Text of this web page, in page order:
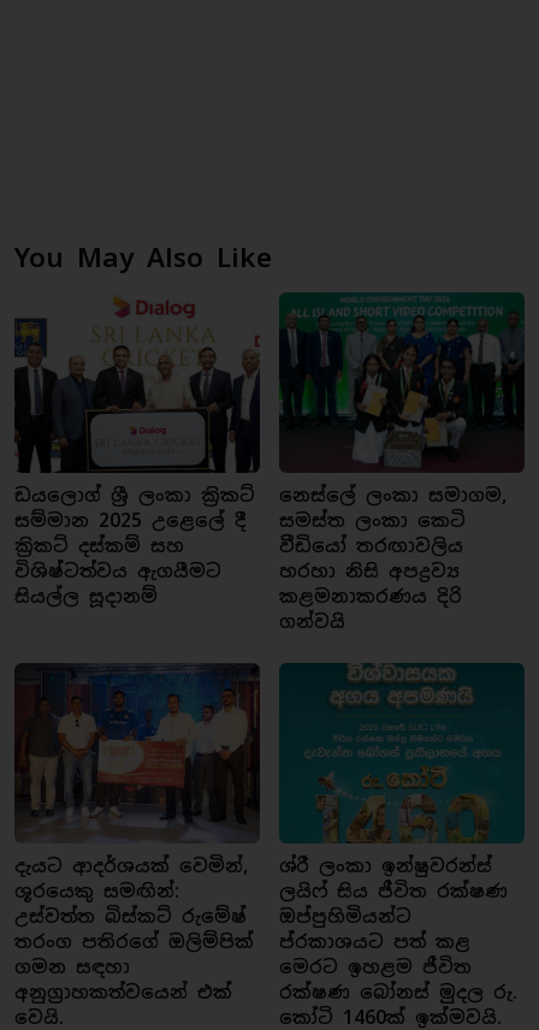
You May Also Like
ඩයලොග් ශ්‍රී ලංකා ක්‍රිකට්
සම්මාන 2025 උළෙලේ දී
ක්‍රිකට් දස්කම් සහ
විශිෂ්ටත්වය ඇගයීමට
සියල්ල සූදානම්
නෙස්ලේ ලංකා සමාගම,
සමස්ත ලංකා කෙටි
වීඩියෝ තරඟාවලිය
හරහා නිසි අපද්‍රව්‍ය
කළමනාකරණය දිරි
ගන්වයි
දැයට ආදර්ශයක් වෙමින්,
ශූරයෙකු සමඟින්:
උස්වත්ත බිස්කට් රුමේෂ්
තරංග පතිරගේ ඔලිම්පික්
ගමන සඳහා
අනුග්‍රාහකත්වයෙන් එක්
වෙයි.
ශ්රී ලංකා ඉන්ෂුවරන්ස්
ලයිෆ් සිය ජීවිත රක්ෂණ
ඔප්පුහිමියන්ට
ප්රකාශයට පත් කළ
මෙරට ඉහළම ජීවිත
රක්ෂණ බෝනස් මුදල රු.
කෝටි 1460ක් ඉක්මවයි.